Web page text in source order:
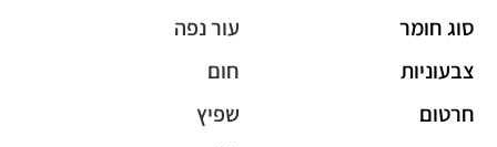
סוג חומר
עור נפה
צבעוניות
חום
חרטום
שפיץ